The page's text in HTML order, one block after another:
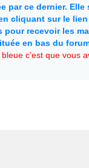
ce dernier.
cliquant sur le
recevoir les
en bas du
c'est que vous